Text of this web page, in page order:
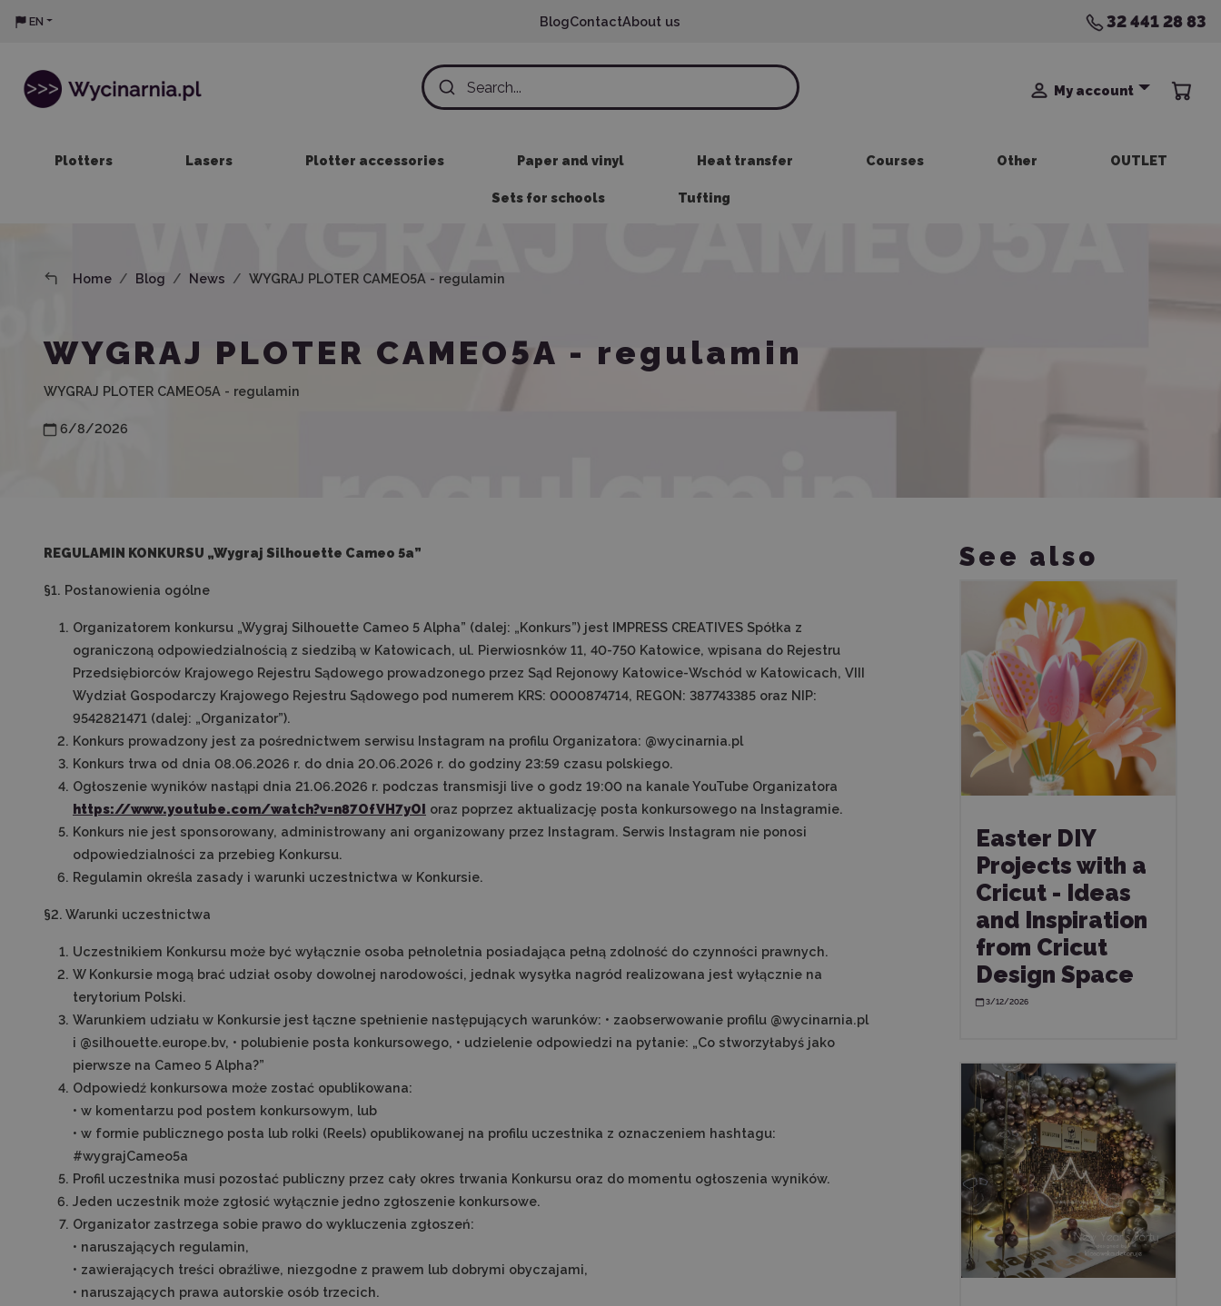
EN BlogContactAbout us 32 441 28 83
My account
Plotters Lasers Plotter accessories Paper and vinyl Heat transfer Courses Other OUTLET
Sets for schools Tufting
Home Blog News WYGRAJ PLOTER CAMEO5A - regulamin
WYGRAJ PLOTER CAMEO5A - regulamin
WYGRAJ PLOTER CAMEO5A - regulamin
6/8/2026
REGULAMIN KONKURSU „Wygraj Silhouette Cameo 5a”
§1. Postanowienia ogólne
Organizatorem konkursu „Wygraj Silhouette Cameo 5 Alpha” (dalej: „Konkurs”) jest IMPRESS CREATIVES Spółka z
ograniczoną odpowiedzialnością z siedzibą w Katowicach, ul. Pierwiosnków 11, 40-750 Katowice, wpisana do Rejestru
Przedsiębiorców Krajowego Rejestru Sądowego prowadzonego przez Sąd Rejonowy Katowice-Wschód w Katowicach, VIII
Wydział Gospodarczy Krajowego Rejestru Sądowego pod numerem KRS: 0000874714, REGON: 387743385 oraz NIP:
9542821471 (dalej: „Organizator”).
Konkurs prowadzony jest za pośrednictwem serwisu Instagram na profilu Organizatora: @wycinarnia.pl
Konkurs trwa od dnia 08.06.2026 r. do dnia 20.06.2026 r. do godziny 23:59 czasu polskiego.
Ogłoszenie wyników nastąpi dnia 21.06.2026 r. podczas transmisji live o godz 19:00 na kanale YouTube Organizatora
https://www.youtube.com/watch?v=n87OfVH7yOI oraz poprzez aktualizację posta konkursowego na Instagramie.
Konkurs nie jest sponsorowany, administrowany ani organizowany przez Instagram. Serwis Instagram nie ponosi
odpowiedzialności za przebieg Konkursu.
Regulamin określa zasady i warunki uczestnictwa w Konkursie.
§2. Warunki uczestnictwa
Uczestnikiem Konkursu może być wyłącznie osoba pełnoletnia posiadająca pełną zdolność do czynności prawnych.
W Konkursie mogą brać udział osoby dowolnej narodowości, jednak wysyłka nagród realizowana jest wyłącznie na
terytorium Polski.
Warunkiem udziału w Konkursie jest łączne spełnienie następujących warunków: • zaobserwowanie profilu @wycinarnia.pl
i @silhouette.europe.bv, • polubienie posta konkursowego, • udzielenie odpowiedzi na pytanie: „Co stworzyłabyś jako
pierwsze na Cameo 5 Alpha?”
Odpowiedź konkursowa może zostać opublikowana:
• w komentarzu pod postem konkursowym, lub
• w formie publicznego posta lub rolki (Reels) opublikowanej na profilu uczestnika z oznaczeniem hashtagu:
#wygrajCameo5a
Profil uczestnika musi pozostać publiczny przez cały okres trwania Konkursu oraz do momentu ogłoszenia wyników.
Jeden uczestnik może zgłosić wyłącznie jedno zgłoszenie konkursowe.
Organizator zastrzega sobie prawo do wykluczenia zgłoszeń:
• naruszających regulamin,
• zawierających treści obraźliwe, niezgodne z prawem lub dobrymi obyczajami,
• naruszających prawa autorskie osób trzecich.
See also
Easter DIY
Projects with a
Cricut - Ideas
and Inspiration
from Cricut
Design Space
3/12/2026